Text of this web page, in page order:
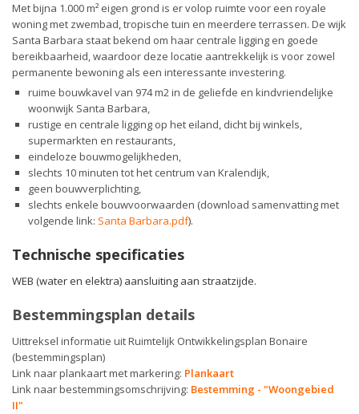
Met bijna 1.000 m² eigen grond is er volop ruimte voor een royale
woning met zwembad, tropische tuin en meerdere terrassen. De wijk
Santa Barbara staat bekend om haar centrale ligging en goede
bereikbaarheid, waardoor deze locatie aantrekkelijk is voor zowel
permanente bewoning als een interessante investering.
ruime bouwkavel van 974 m2 in de geliefde en kindvriendelijke
woonwijk Santa Barbara,
rustige en centrale ligging op het eiland, dicht bij winkels,
supermarkten en restaurants,
eindeloze bouwmogelijkheden,
slechts 10 minuten tot het centrum van Kralendijk,
geen bouwverplichting,
slechts enkele bouwvoorwaarden (download samenvatting met
volgende link: Santa Barbara.pdf).
Technische specificaties
WEB (water en elektra) aansluiting aan straatzijde.
Bestemmingsplan details
Uittreksel informatie uit Ruimtelijk Ontwikkelingsplan Bonaire
(bestemmingsplan)
Link naar plankaart met markering: Plankaart
Link naar bestemmingsomschrijving: Bestemming - "Woongebied
II"